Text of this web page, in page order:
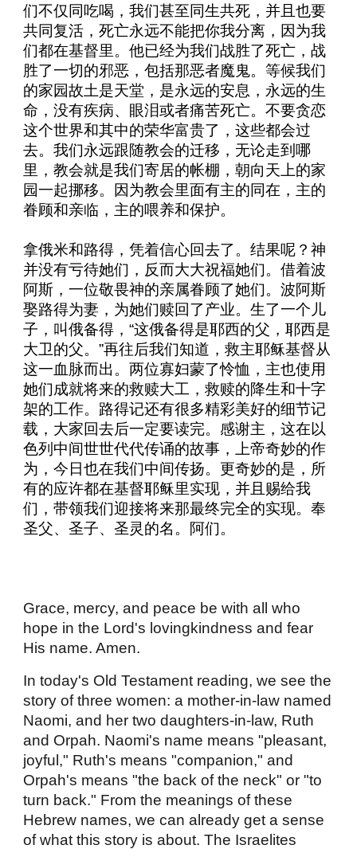
们不仅同吃喝，我们甚至同生共死，并且也要
共同复活，死亡永远不能把你我分离，因为我
们都在基督里。他已经为我们战胜了死亡，战
胜了一切的邪恶，包括那恶者魔鬼。等候我们
的家园故土是天堂，是永远的安息，永远的生
命，没有疾病、眼泪或者痛苦死亡。不要贪恋
这个世界和其中的荣华富贵了，这些都会过
去。我们永远跟随教会的迁移，无论走到哪
里，教会就是我们寄居的帐棚，朝向天上的家
园一起挪移。因为教会里面有主的同在，主的
眷顾和亲临，主的喂养和保护。
拿俄米和路得，凭着信心回去了。结果呢？神
并没有亏待她们，反而大大祝福她们。借着波
阿斯，一位敬畏神的亲属眷顾了她们。波阿斯
娶路得为妻，为她们赎回了产业。生了一个儿
子，叫俄备得，“这俄备得是耶西的父，耶西是
大卫的父。”再往后我们知道，救主耶稣基督从
这一血脉而出。两位寡妇蒙了怜恤，主也使用
她们成就将来的救赎大工，救赎的降生和十字
架的工作。路得记还有很多精彩美好的细节记
载，大家回去后一定要读完。感谢主，这在以
色列中间世世代代传诵的故事，上帝奇妙的作
为，今日也在我们中间传扬。更奇妙的是，所
有的应许都在基督耶稣里实现，并且赐给我
们，带领我们迎接将来那最终完全的实现。奉
圣父、圣子、圣灵的名。阿们。
Grace, mercy, and peace be with all who
hope in the Lord's lovingkindness and fear
His name. Amen.
In today's Old Testament reading, we see the
story of three women: a mother-in-law named
Naomi, and her two daughters-in-law, Ruth
and Orpah. Naomi's name means "pleasant,
joyful," Ruth's means "companion," and
Orpah's means "the back of the neck" or "to
turn back." From the meanings of these
Hebrew names, we can already get a sense
of what this story is about. The Israelites